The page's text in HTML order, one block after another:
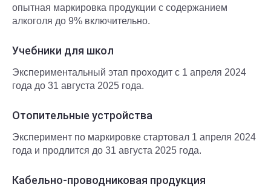
опытная маркировка продукции с содержанием
алкоголя до 9% включительно.
Учебники для школ
Экспериментальный этап проходит с 1 апреля 2024
года до 31 августа 2025 года.
Отопительные устройства
Эксперимент по маркировке стартовал 1 апреля 2024
года и продлится до 31 августа 2025 года.
Кабельно-проводниковая продукция